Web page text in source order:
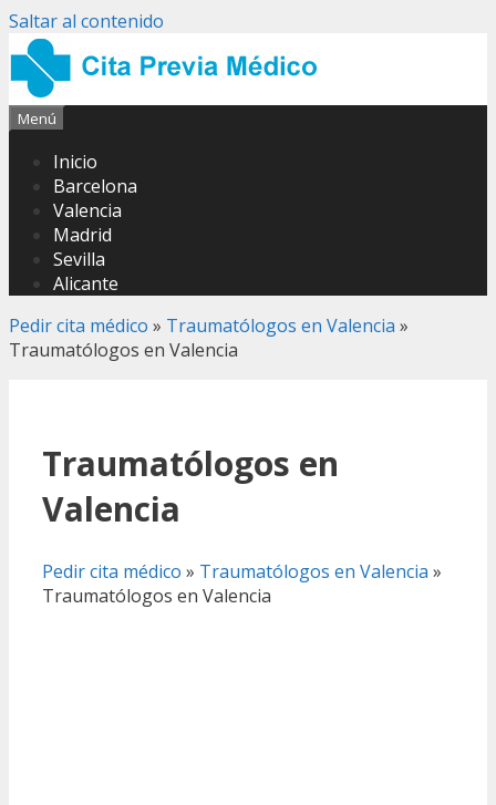
Saltar al contenido
Menú
Inicio
Barcelona
Valencia
Madrid
Sevilla
Alicante
Pedir cita médico » Traumatólogos en Valencia »
Traumatólogos en Valencia
Traumatólogos en
Valencia
Pedir cita médico » Traumatólogos en Valencia »
Traumatólogos en Valencia